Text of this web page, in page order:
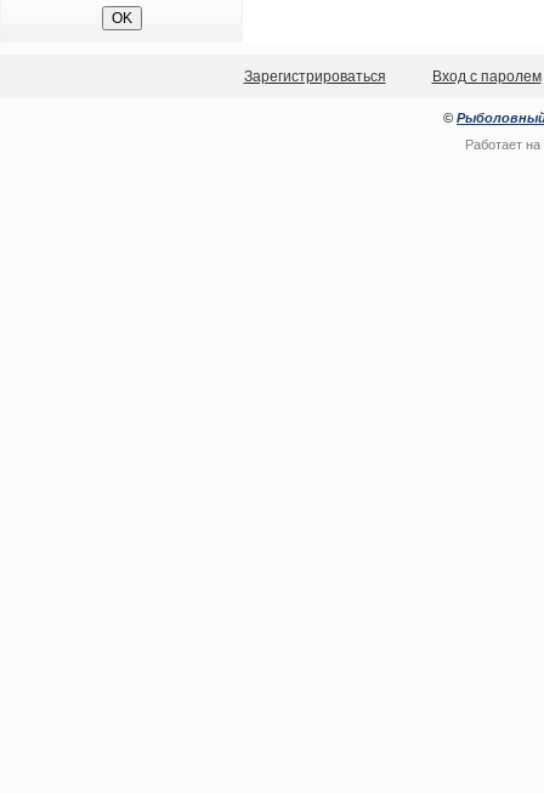
Зарегистрироваться Вход с паролем
© Рыболовный
Работает